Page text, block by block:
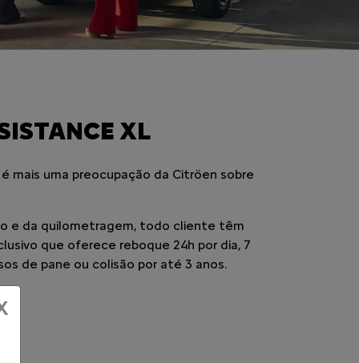
XL
mais uma preocupação da Citröen sobre
e da quilometragem, todo cliente têm
que oferece reboque 24h por dia, 7
de pane ou colisão por até 3 anos.